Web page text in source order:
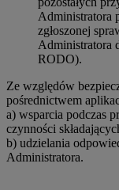
Administratora
zgłoszonej
Administratora
RODO).
Ze względów
pośrednictwem
a) wsparcia podczas
czynności
b) udzielania
Administratora.